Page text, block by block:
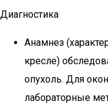
Диагностика
Анамнез
кресле)
опухоль. Для
лабораторные